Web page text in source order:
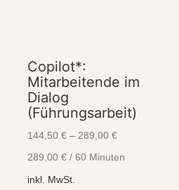
gewählt
werden
Copilot*:
Mitarbeitende im
Dialog
(Führungsarbeit)
144,50 €– 289,00 €
289,00 €/ 60 Minuten
inkl. MwSt.